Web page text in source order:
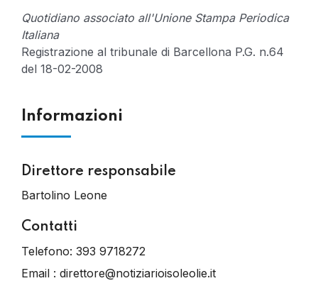
Quotidiano associato all'Unione Stampa Periodica
Italiana
Registrazione al tribunale di Barcellona P.G. n.64
del 18-02-2008
Informazioni
Direttore responsabile
Bartolino Leone
Contatti
Telefono: 393 9718272
Email : direttore@notiziarioisoleolie.it